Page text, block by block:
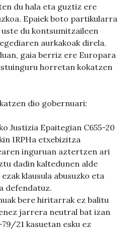
du hala eta guztiz ere
Epaiek boto partikularra
du kontsumitzaileen
aurkakoak direla.
gaia berriz ere Europara
horretan kokatzen
dio gobernuari:
Justizia Epaitegian C655-20
IRPHa etxebizitza
inguruan aztertzen ari
dadin kaltedunen alde
klausula abusuzko eta
defendatuz.
bere hiritarrak ez balitu
jarrera neutral bat izan
21 kasuetan esku ez